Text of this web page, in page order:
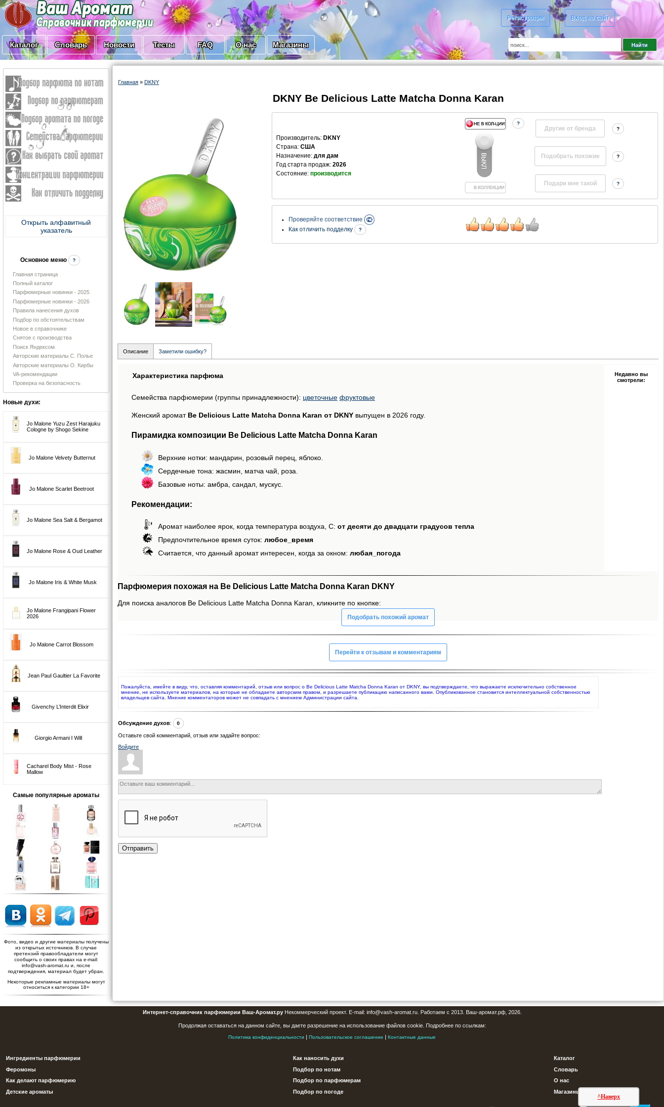
Регистрация Вход на сайт
Каталог Словарь Новости Тесты FAQ О нас Магазины
Открыть алфавитный
указатель
Основное меню ?
Главная страница
Полный каталог
Парфюмерные новинки - 2025
Парфюмерные новинки - 2026
Правила нанесения духов
Подбор по обстоятельствам
Новое в справочнике
Снятое с производства
Поиск Яндексом
Авторские материалы С. Полье
Авторские материалы О. Кирбы
VA-рекомендации
Проверка на безопасность
Новые духи:
Jo Malone Yuzu Zest Harajuku
Cologne by Shogo Sekine
Jo Malone Velvety Butternut
Jo Malone Scarlet Beetroot
Jo Malone Sea Salt & Bergamot
Jo Malone Rose & Oud Leather
Jo Malone Iris & White Musk
Jo Malone Frangipani Flower
2026
Jo Malone Carrot Blossom
Jean Paul Gaultier La Favorite
Givenchy L’Interdit Elixir
Giorgio Armani I Will
Cacharel Body Mist - Rose
Mallow
Самые популярные ароматы
Фото, видео и другие материалы получены
из открытых источников. В случае
претензий правообладатели могут
сообщить о своих правах на e-mail:
info@vash-aromat.ru и, после
подтверждения, материал будет убран.
Некоторые рекламные материалы могут
относиться к категории 18+
Главная » DKNY
DKNY Be Delicious Latte Matcha Donna Karan
Производитель: DKNY
Страна: США
Назначение: для дам
Год старта продаж: 2026
Состояние: производится
?
Другие от бренда ?
?
?
Проверяйте соответствие
Как отличить подделку
?
Описание Заметили ошибку?
Характеристика парфюма
Семейства парфюмерии (группы принадлежности): цветочные фруктовые
Женский аромат Be Delicious Latte Matcha Donna Karan от DKNY выпущен в 2026 году.
Пирамидка композиции Be Delicious Latte Matcha Donna Karan
Верхние нотки: мандарин, розовый перец, яблоко.
Сердечные тона: жасмин, матча чай, роза.
Базовые ноты: амбра, сандал, мускус.
Рекомендации:
Аромат наиболее ярок, когда температура воздуха, С: от десяти до двадцати градусов тепла
Предпочтительное время суток: любое_время
Считается, что данный аромат интересен, когда за окном: любая_погода
Недавно вы
смотрели:
Парфюмерия похожая на Be Delicious Latte Matcha Donna Karan DKNY
Для поиска аналогов Be Delicious Latte Matcha Donna Karan, кликните по кнопке:
Подобрать похожий аромат
Перейти к отзывам и комментариям
Пожалуйста, имейте в виду, что, оставляя комментарий, отзыв или вопрос о Be Delicious Latte Matcha Donna Karan от DKNY, вы подтверждаете, что выражаете исключительно собственное
мнение, не используете материалов, на которые не обладаете авторским правом, и разрешаете публикацию написанного вами. Опубликованное становится интеллектуальной собственностью
владельцев сайта. Мнение комментаторов может не совпадать с мнением Администрации сайта.
Обсуждение духов: 0
Оставьте свой комментарий, отзыв или задайте вопрос:
Войдите
Отправить
^Наверх
Интернет-справочник парфюмерии Ваш-Аромат.руНекоммерческий проект. E-mail: info@vash-aromat.ru. Работаем с 2013. Ваш-аромат.рф, 2026.
Продолжая оставаться на данном сайте, вы даете разрешение на использование файлов cookie. Подробнее по ссылкам:
Политика конфиденциальности | Пользовательское соглашение | Контактные данные
Ингредиенты парфюмерии
Феромоны
Как делают парфюмерию
Детские ароматы
Как наносить духи
Подбор по нотам
Подбор по парфюмерам
Подбор по погоде
Каталог
Словарь
О нас
Магазины